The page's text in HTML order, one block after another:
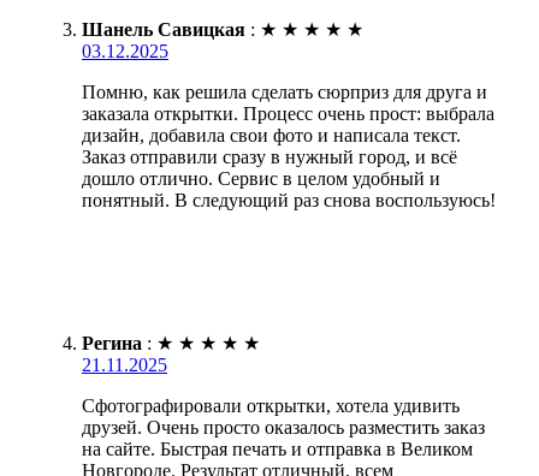
Шанель Савицкая : ★ ★ ★ ★ ★
03.12.2025
Помню, как решила сделать сюрприз для друга и
заказала открытки. Процесс очень прост: выбрала
дизайн, добавила свои фото и написала текст.
Заказ отправили сразу в нужный город, и всё
дошло отлично. Сервис в целом удобный и
понятный. В следующий раз снова воспользуюсь!
Регина : ★ ★ ★ ★ ★
21.11.2025
Сфотографировали открытки, хотела удивить
друзей. Очень просто оказалось разместить заказ
на сайте. Быстрая печать и отправка в Великом
Новгороде. Результат отличный, всем